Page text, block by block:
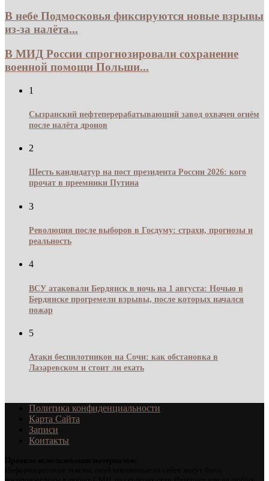
В небе Подмосковья фиксируются новые взрывы
из-за налёта...
В МИД России спрогнозировали сохранение
военной помощи Польши...
1
Сызранский нефтеперерабатывающий завод охвачен огнём
после налёта дронов
2
Шесть кандидатур на пост президента России 2026: кого
прочат в преемники Путина
3
Революция после выборов в Госдуму: страхи, прогнозы и
реальность
4
ВСУ атаковали Бердянск в ночь на 1 августа: Ночью в
Бердянске прогремели взрывы, после которых начался
пожар
5
Атаки беспилотников на Сочи: как обстановка в
Лазаревском и стоит ли ехать
Политика конфиденциальности
Карта Сайта
Записи
Контакты